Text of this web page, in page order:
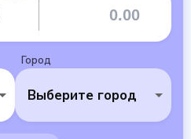
Город
Выберите город